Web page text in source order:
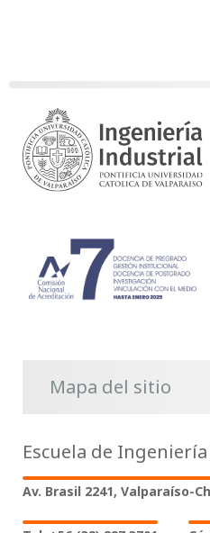
Mapa del sitio
Escuela de
Av. Brasil 2241, Valparaíso-